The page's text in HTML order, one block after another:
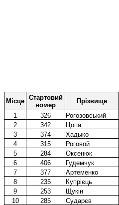
Місце Стартовий
номер
Прізвище
1
326 Рогозовський
2
342 Цопа
3
374 Хадыко
4
315 Роговой
5
284 Оксенюк
6
406 Гудемчук
7
377 Артеменко
8
235 Купрієць
9
253 Щукін
10
285 Сударєв